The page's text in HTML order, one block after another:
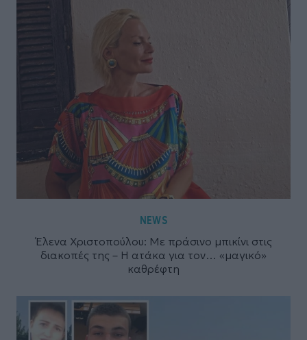
NEWS
Έλενα Χριστοπούλου: Με πράσινο μπικίνι στις
διακοπές της – Η ατάκα για τον… «μαγικό»
καθρέφτη